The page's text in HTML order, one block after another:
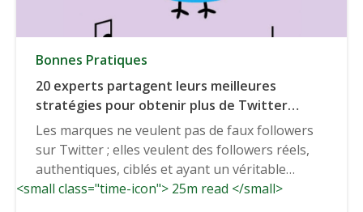
Bonnes Pratiques
20 experts partagent leurs meilleures
stratégies pour obtenir plus de Twitter
adeptes rapide
Les marques ne veulent pas de faux followers
sur Twitter ; elles veulent des followers réels,
authentiques, ciblés et ayant un véritable
intérêt...
<small class="time-icon"> 25m read </small>